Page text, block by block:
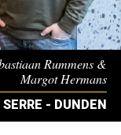
Rummens &
Margot Hermans
SERRE - DUNDEN